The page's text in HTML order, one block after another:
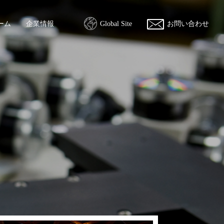
ム 企業情報 Global Site お問い合わせ